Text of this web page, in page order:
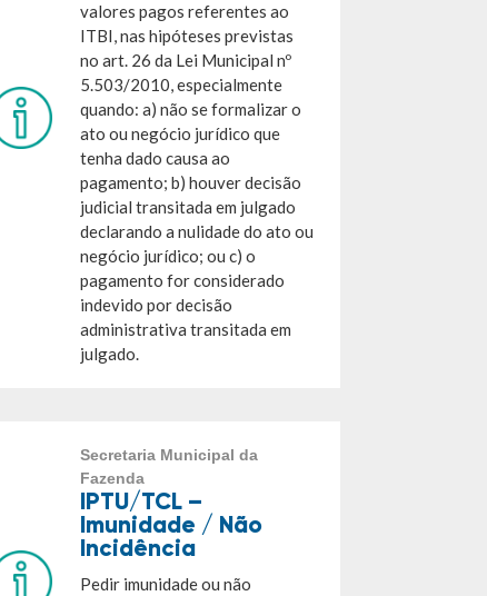
valores pagos referentes ao
ITBI, nas hipóteses previstas
no art. 26 da Lei Municipal nº
5.503/2010, especialmente
quando: a) não se formalizar o
ato ou negócio jurídico que
tenha dado causa ao
pagamento; b) houver decisão
judicial transitada em julgado
declarando a nulidade do ato ou
negócio jurídico; ou c) o
pagamento for considerado
indevido por decisão
administrativa transitada em
julgado.
Secretaria Municipal da
Fazenda
IPTU/TCL –
Imunidade / Não
Incidência
Pedir imunidade ou não